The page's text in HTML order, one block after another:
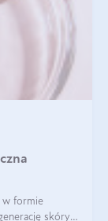
w formie
skóry i